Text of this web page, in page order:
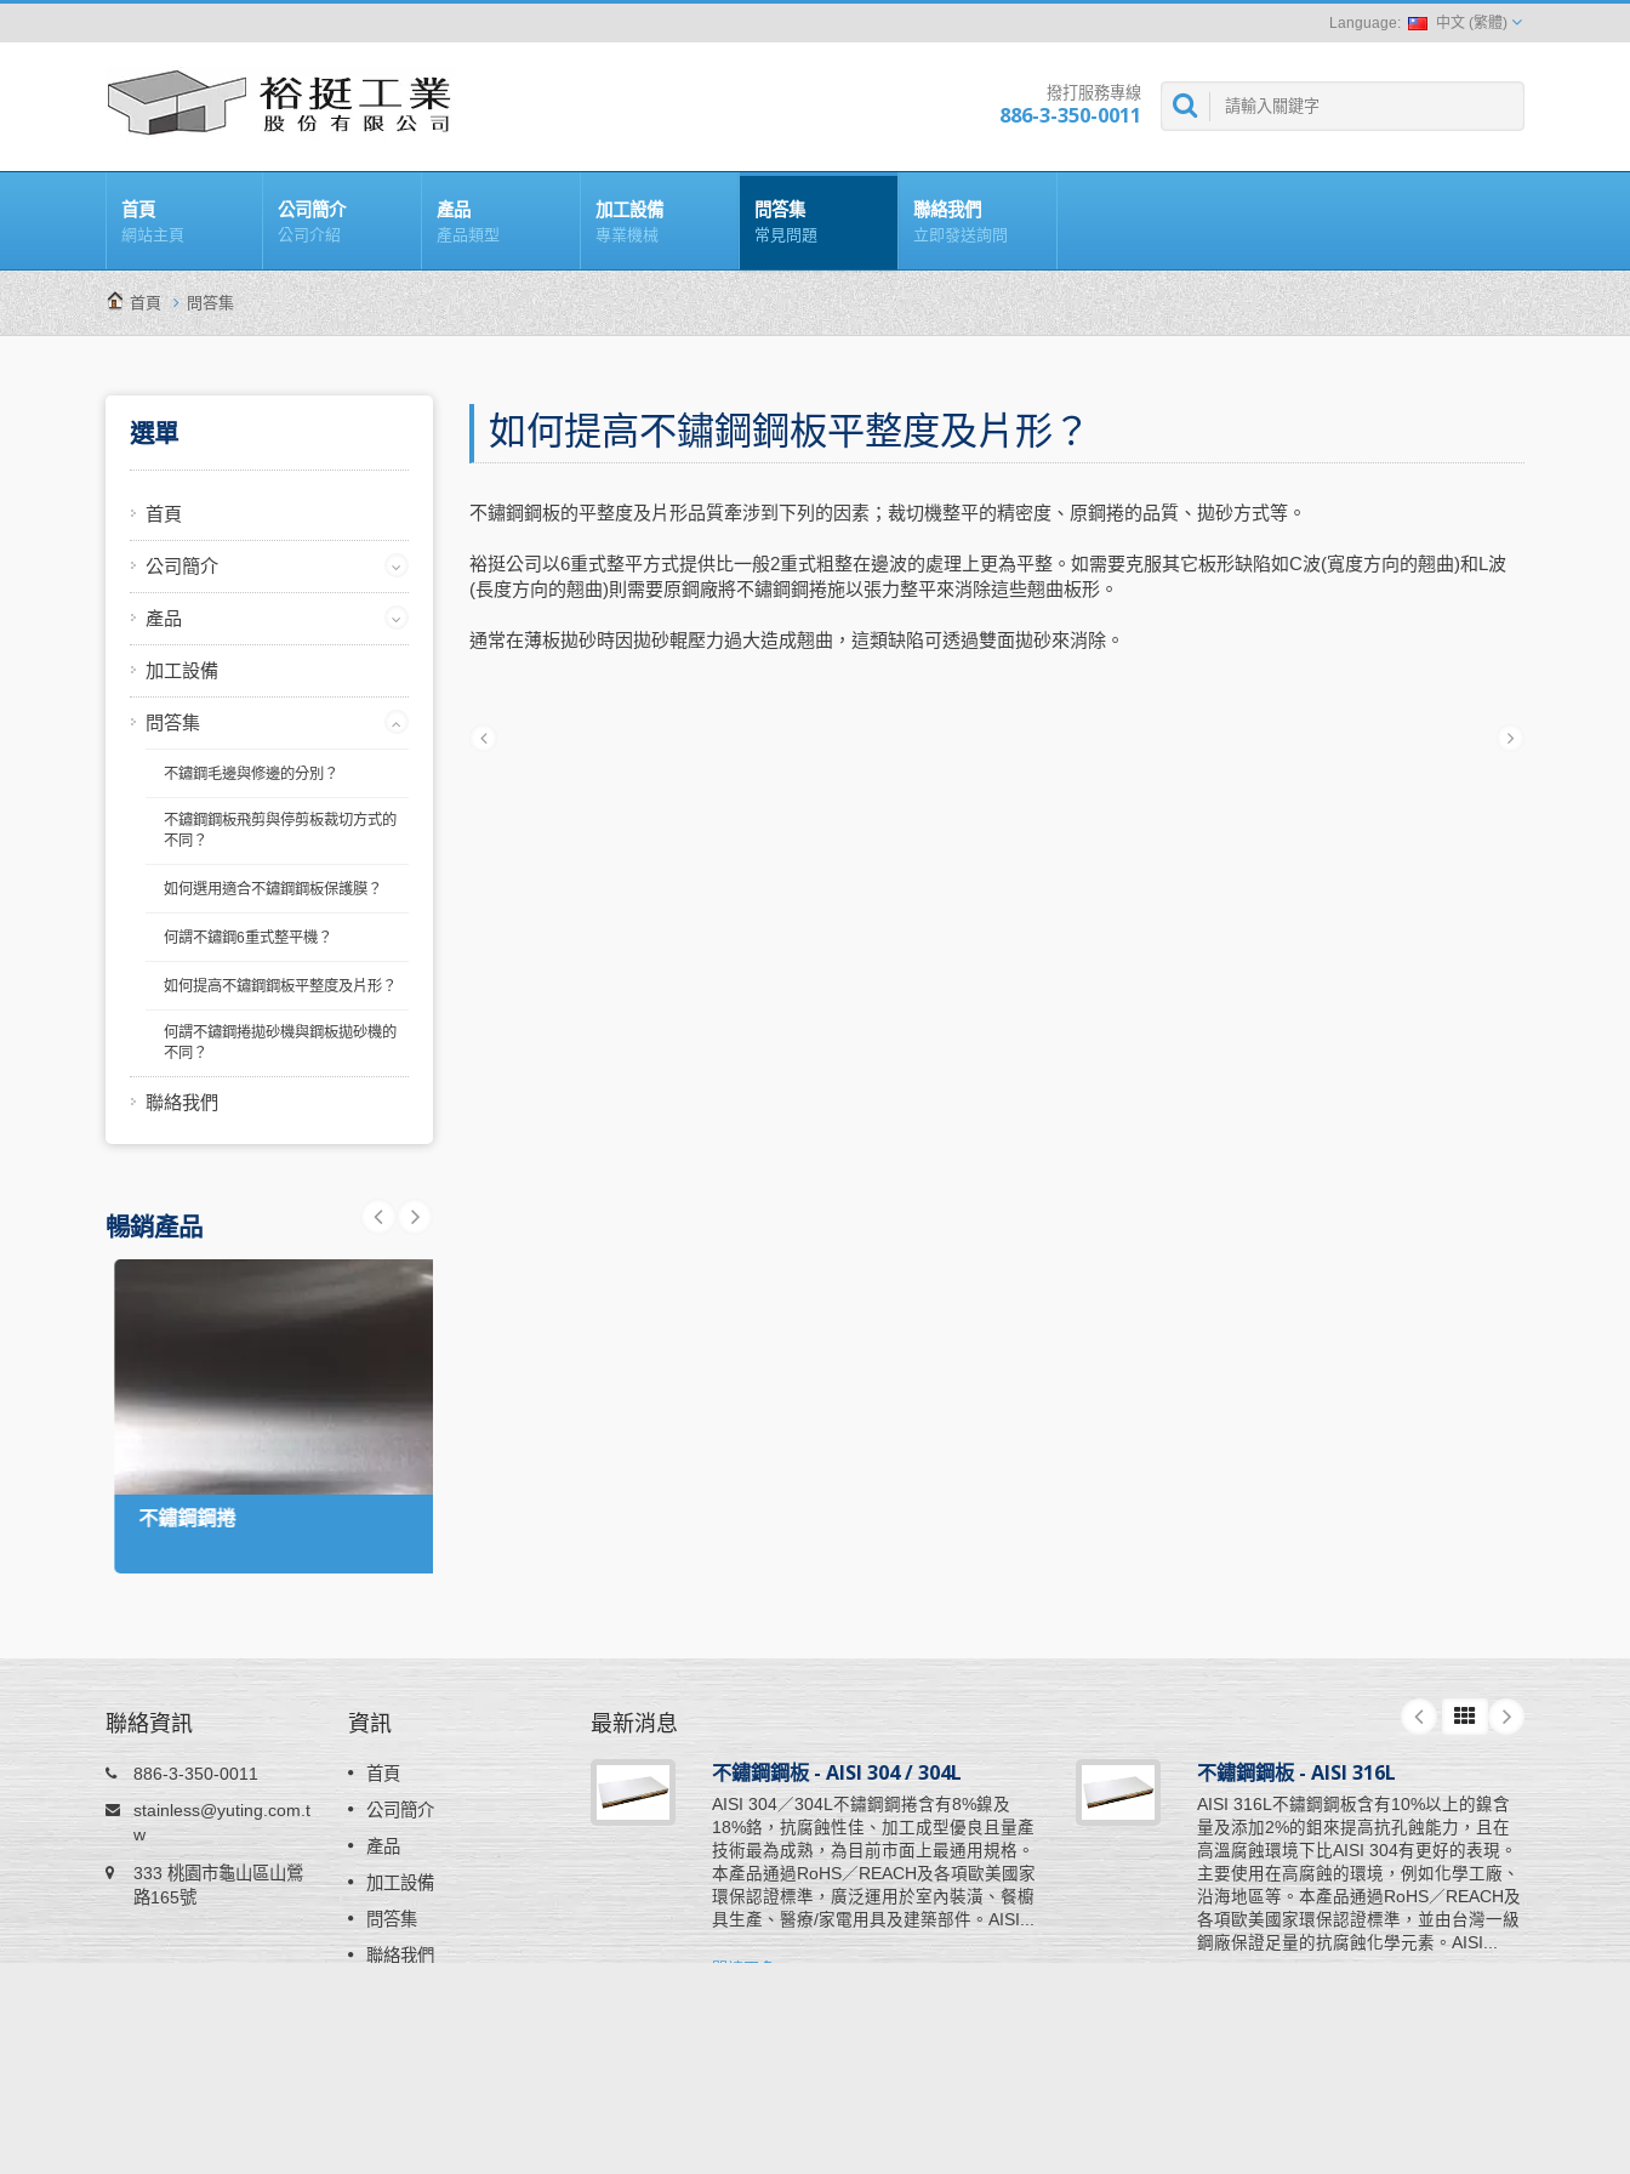
中文 (繁體)
撥打服務專線
886-3-350-0011
首頁
網站主頁
公司簡介
公司介紹
產品
產品類型
加工設備
專業機械
問答集
常見問題
聯絡我們
立即發送詢問
首頁 問答集
選單
首頁
公司簡介
產品
加工設備
問答集
不鏽鋼毛邊與修邊的分別？
不鏽鋼鋼板飛剪與停剪板裁切方式的
不同？
如何選用適合不鏽鋼鋼板保護膜？
何謂不鏽鋼6重式整平機？
如何提高不鏽鋼鋼板平整度及片形？
何謂不鏽鋼捲拋砂機與鋼板拋砂機的
不同？
聯絡我們
暢銷產品
不鏽鋼鋼捲
如何提高不鏽鋼鋼板平整度及片形？
不鏽鋼鋼板的平整度及片形品質牽涉到下列的因素；裁切機整平的精密度、原鋼捲的品質、拋砂方式等。
裕挺公司以6重式整平方式提供比一般2重式粗整在邊波的處理上更為平整。如需要克服其它板形缺陷如C波(寬度方向的翹曲)和L波
(長度方向的翹曲)則需要原鋼廠將不鏽鋼鋼捲施以張力整平來消除這些翹曲板形。
通常在薄板拋砂時因拋砂輥壓力過大造成翹曲，這類缺陷可透過雙面拋砂來消除。
聯絡資訊
886-3-350-0011
stainless@yuting.com.t
w
333 桃園市龜山區山鶯
路165號
資訊
首頁
公司簡介
產品
加工設備
問答集
聯絡我們
最新消息
／
。
不鏽鋼鋼捲 - AISI 301
AISI 301不銹鋼鋼捲含有6%鎳，經冷作加工
後硬度會大幅增加，適用於高強度產品如彈
簧、車輪蓋或電子零件。因加工硬化率高所
以主要提供給不鏽鋼彈簧片廠家再做進一步
的調質壓延來達到所需成品硬度要求，裕挺
公司能提供特殊厚度公差以利壓延生產。
不鏽鋼鋼板 - AISI 304 / 304L
AISI 304／304L不鏽鋼鋼捲含有8%鎳及
18%鉻，抗腐蝕性佳、加工成型優良且量產
技術最為成熟，為目前市面上最通用規格。
本產品通過RoHS／REACH及各項歐美國家
環保認證標準，廣泛運用於室內裝潢、餐櫥
具生產、醫療/家電用具及建築部件。AISI...
閱讀更多
不鏽鋼鋼板 - AISI 316L
AISI 316L不鏽鋼鋼板含有10%以上的鎳含
量及添加2%的鉬來提高抗孔蝕能力，且在
高溫腐蝕環境下比AISI 304有更好的表現。
主要使用在高腐蝕的環境，例如化學工廠、
沿海地區等。本產品通過RoHS／REACH及
各項歐美國家環保認證標準，並由台灣一級
鋼廠保證足量的抗腐蝕化學元素。AISI...